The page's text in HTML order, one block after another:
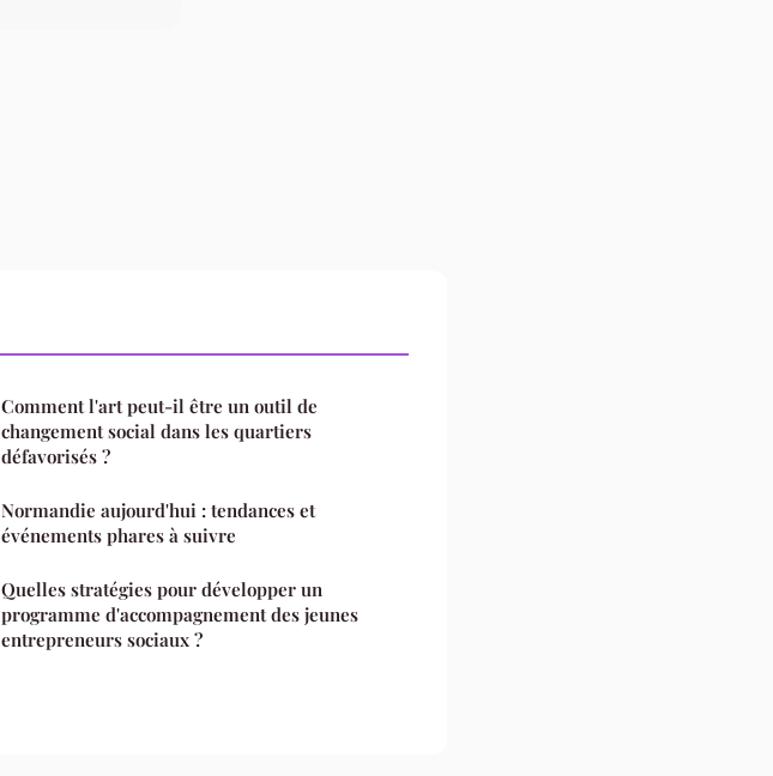
Comment l'art peut-il être un outil de
changement social dans les quartiers
défavorisés ?
Normandie aujourd'hui : tendances et
événements phares à suivre
Quelles stratégies pour développer un
programme d'accompagnement des jeunes
entrepreneurs sociaux ?